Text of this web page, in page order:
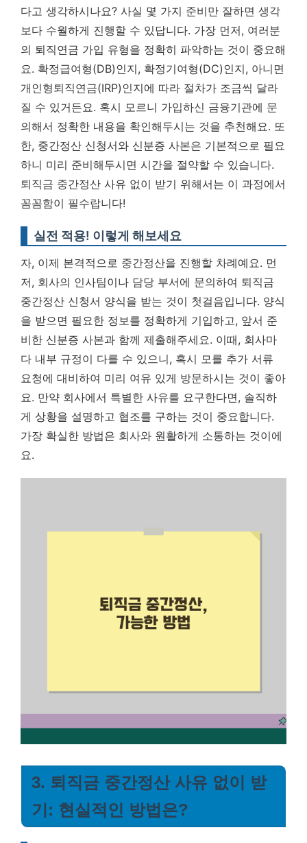
다고 생각하시나요? 사실 몇 가지 준비만 잘하면 생각
보다 수월하게 진행할 수 있답니다. 가장 먼저, 여러분
의 퇴직연금 가입 유형을 정확히 파악하는 것이 중요해
요. 확정급여형(DB)인지, 확정기여형(DC)인지, 아니면
개인형퇴직연금(IRP)인지에 따라 절차가 조금씩 달라
질 수 있거든요. 혹시 모르니 가입하신 금융기관에 문
의해서 정확한 내용을 확인해두시는 것을 추천해요. 또
한, 중간정산 신청서와 신분증 사본은 기본적으로 필요
하니 미리 준비해두시면 시간을 절약할 수 있습니다.
퇴직금 중간정산 사유 없이 받기 위해서는 이 과정에서
꼼꼼함이 필수랍니다!
실전 적용! 이렇게 해보세요
자, 이제 본격적으로 중간정산을 진행할 차례예요. 먼
저, 회사의 인사팀이나 담당 부서에 문의하여 퇴직금
중간정산 신청서 양식을 받는 것이 첫걸음입니다. 양식
을 받으면 필요한 정보를 정확하게 기입하고, 앞서 준
비한 신분증 사본과 함께 제출해주세요. 이때, 회사마
다 내부 규정이 다를 수 있으니, 혹시 모를 추가 서류
요청에 대비하여 미리 여유 있게 방문하시는 것이 좋아
요. 만약 회사에서 특별한 사유를 요구한다면, 솔직하
게 상황을 설명하고 협조를 구하는 것이 중요합니다.
가장 확실한 방법은 회사와 원활하게 소통하는 것이에
요.
3. 퇴직금 중간정산 사유 없이 받
기: 현실적인 방법은?